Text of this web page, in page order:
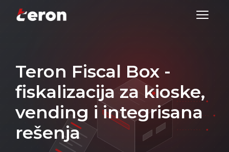
Teron Fiscal Box -
fiskalizacija za kioske,
vending i integrisana
rešenja